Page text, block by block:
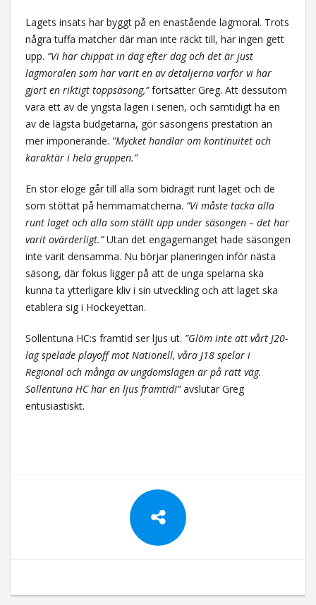
Lagets insats har byggt på en enastående lagmoral. Trots
några tuffa matcher där man inte räckt till, har ingen gett
upp. ”Vi har chippat in dag efter dag och det är just
lagmoralen som har varit en av detaljerna varför vi har
gjort en riktigt toppsäsong,”fortsätter Greg. Att dessutom
vara ett av de yngsta lagen i serien, och samtidigt ha en
av de lägsta budgetarna, gör säsongens prestation än
mer imponerande. ”Mycket handlar om kontinuitet och
karaktär i hela gruppen.”
En stor eloge går till alla som bidragit runt laget och de
som stöttat på hemmamatcherna. ”Vi måste tacka alla
runt laget och alla som ställt upp under säsongen – det har
varit ovärderligt.”Utan det engagemanget hade säsongen
inte varit densamma. Nu börjar planeringen inför nästa
säsong, där fokus ligger på att de unga spelarna ska
kunna ta ytterligare kliv i sin utveckling och att laget ska
etablera sig i Hockeyettan.
Sollentuna HC:s framtid ser ljus ut. ”Glöm inte att vårt J20-
lag spelade playoff mot Nationell, våra J18 spelar i
Regional och många av ungdomslagen är på rätt väg.
Sollentuna HC har en ljus framtid!”avslutar Greg
entusiastiskt.